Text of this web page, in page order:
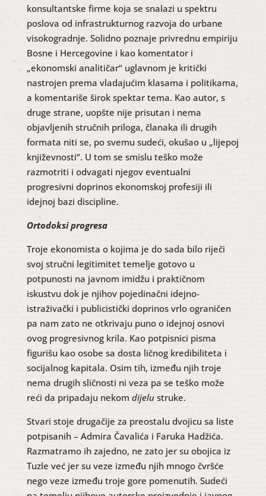
konsultantske firme koja se snalazi u spektru
poslova od infrastrukturnog razvoja do urbane
visokogradnje. Solidno poznaje privrednu empiriju
Bosne i Hercegovine i kao komentator i
„ekonomski analitičar“ uglavnom je kritički
nastrojen prema vladajućim klasama i politikama,
a komentariše širok spektar tema. Kao autor, s
druge strane, uopšte nije prisutan i nema
objavljenih stručnih priloga, članaka ili drugih
formata niti se, po svemu sudeći, okušao u „lijepoj
književnosti“. U tom se smislu teško može
razmotriti i odvagati njegov eventualni
progresivni doprinos ekonomskoj profesiji ili
idejnoj bazi discipline.
Ortodoksi progresa
Troje ekonomista o kojima je do sada bilo riječi
svoj stručni legitimitet temelje gotovo u
potpunosti na javnom imidžu i praktičnom
iskustvu dok je njihov pojedinačni idejno-
istraživački i publicistički doprinos vrlo ograničen
pa nam zato ne otkrivaju puno o idejnoj osnovi
ovog progresivnog krila. Kao potpisnici pisma
figurišu kao osobe sa dosta ličnog kredibiliteta i
socijalnog kapitala. Osim tih, između njih troje
nema drugih sličnosti ni veza pa se teško može
reći da pripadaju nekom dijelustruke.
Stvari stoje drugačije za preostalu dvojicu sa liste
potpisanih – Admira Čavalića i Faruka Hadžića.
Razmatramo ih zajedno, ne zato jer su obojica iz
Tuzle već jer su veze između njih mnogo čvršće
nego veze između troje gore pomenutih. Sudeći